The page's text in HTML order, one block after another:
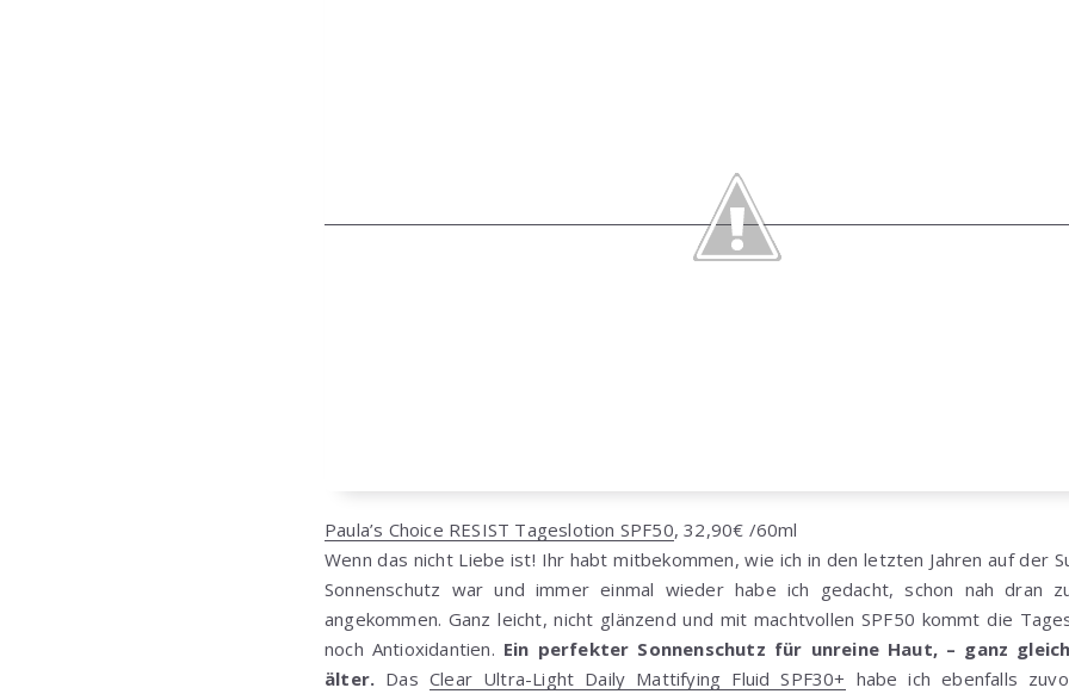
Paula’s Choice RESIST Tageslotion SPF50, 32,90€ /60ml
Wenn das nicht Liebe ist! Ihr habt mitbekommen, wie ich in den letzten Jahren auf der
Sonnenschutz war und immer einmal wieder habe ich gedacht, schon nah dran
angekommen. Ganz leicht, nicht glänzend und mit machtvollen SPF50 kommt die
noch Antioxidantien. Ein perfekter Sonnenschutz für unreine Haut, – ganz
älter. Das Clear Ultra-Light Daily Mattifying Fluid SPF30+ habe ich ebenfalls